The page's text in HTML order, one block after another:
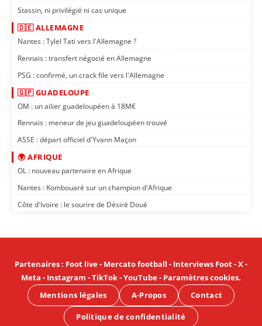
Stassin, ni privilégié ni cas unique
🇩🇪 ALLEMAGNE
Nantes : Tylel Tati vers l'Allemagne ?
Rennais : transfert négocié en Allemagne
PSG : confirmé, un crack file vers l'Allemagne
🇬🇵 GUADELOUPE
OM : un ailier guadeloupéen à 18M€
Rennais : meneur de jeu guadeloupéen trouvé
ASSE : départ officiel d'Yvann Maçon
🌍 AFRIQUE
OL : nouveau partenaire en Afrique
Nantes : Kombouaré sur un champion d'Afrique
Côte d'Ivoire : le sourire de Désiré Doué
Partenaires: Foot live- Mercato football - Interviews Foot-X-
Meta - Instagram -TikTok-YouTube- Paramètres cookies.
Mentions légales
A-Propos Contact
Politique de confidentialité